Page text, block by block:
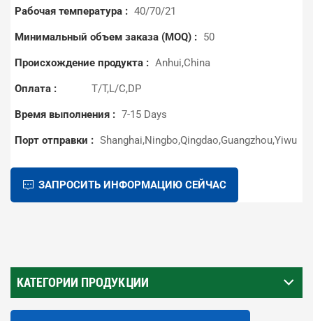
Рабочая температура : 40/70/21
Минимальный объем заказа (MOQ) : 50
Происхождение продукта : Anhui,China
Оплата : T/T,L/C,DP
Время выполнения : 7-15 Days
Порт отправки : Shanghai,Ningbo,Qingdao,Guangzhou,Yiwu
ЗАПРОСИТЬ ИНФОРМАЦИЮ СЕЙЧАС
КАТЕГОРИИ ПРОДУКЦИИ